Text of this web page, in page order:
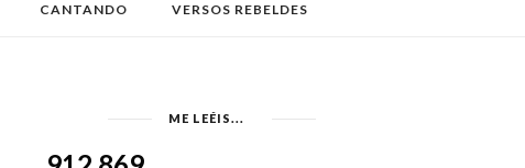
CANTANDO VERSOS REBELDES
ME LEÉIS...